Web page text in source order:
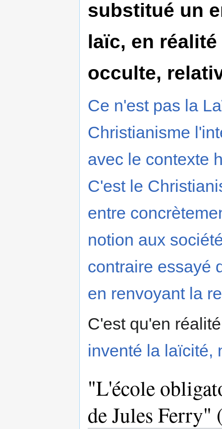
substitué un
laïc, en
occulte,
Ce n'est pas la
Christianisme
avec le contexte
C'est le
entre
notion aux
contraire essayé
en renvoyant la
C'est qu'en
inventé la laïcité,
"L'école
de Jules Ferry"